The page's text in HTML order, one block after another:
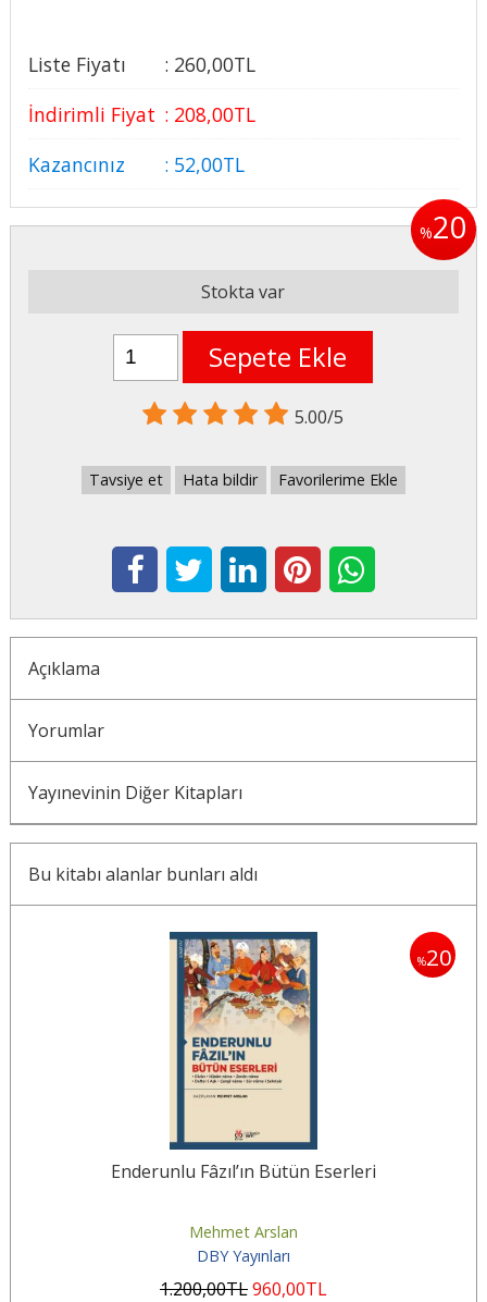
Liste Fiyatı : 260,00TL
İndirimli Fiyat : 208,00TL
Kazancınız
: 52,00TL
%20
Stokta var
Sepete Ekle
5.00/5
Tavsiye et Hata bildir Favorilerime Ekle
Açıklama
Yorumlar
Yayınevinin Diğer Kitapları
Bu kitabı alanlar bunları aldı
%20
Enderunlu Fâzıl’ın Bütün Eserleri
Mehmet Arslan
DBY Yayınları
1.200,00TL960,00TL